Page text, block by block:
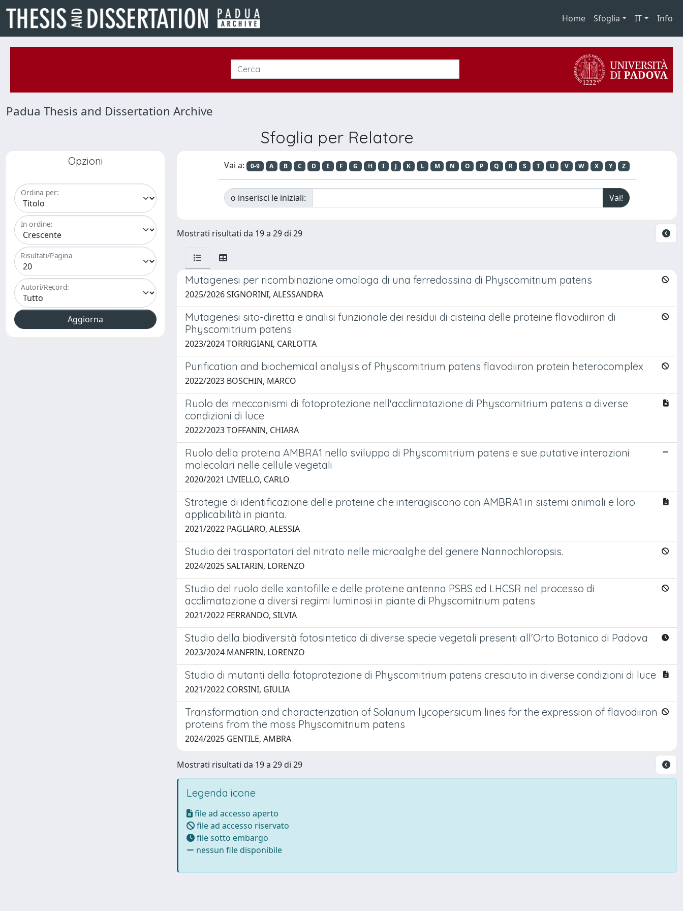
Home Sfoglia IT Info
Padua Thesis and Dissertation Archive
Sfoglia per Relatore
Opzioni
Ordina per:
In ordine:
Risultati/Pagina
Autori/Record:
Vai a: 0-9 A B C D E F G H I J K L M N O P Q R S T U V W X Y Z
o inserisci le iniziali:
Mostrati risultati da 19 a 29 di 29
Mutagenesi per ricombinazione omologa di una ferredossina di Physcomitrium patens
2025/2026 SIGNORINI, ALESSANDRA
Mutagenesi sito-diretta e analisi funzionale dei residui di cisteina delle proteine flavodiiron di
Physcomitrium patens
2023/2024 TORRIGIANI, CARLOTTA
Purification and biochemical analysis of Physcomitrium patens flavodiiron protein heterocomplex
2022/2023 BOSCHIN, MARCO
Ruolo dei meccanismi di fotoprotezione nell'acclimatazione di Physcomitrium patens a diverse
condizioni di luce
2022/2023 TOFFANIN, CHIARA
Ruolo della proteina AMBRA1 nello sviluppo di Physcomitrium patens e sue putative interazioni
molecolari nelle cellule vegetali
2020/2021 LIVIELLO, CARLO
Strategie di identificazione delle proteine che interagiscono con AMBRA1 in sistemi animali e loro
applicabilità in pianta.
2021/2022 PAGLIARO, ALESSIA
Studio dei trasportatori del nitrato nelle microalghe del genere Nannochloropsis.
2024/2025 SALTARIN, LORENZO
Studio del ruolo delle xantofille e delle proteine antenna PSBS ed LHCSR nel processo di
acclimatazione a diversi regimi luminosi in piante di Physcomitrium patens
2021/2022 FERRANDO, SILVIA
Studio della biodiversità fotosintetica di diverse specie vegetali presenti all'Orto Botanico di Padova
2023/2024 MANFRIN, LORENZO
Studio di mutanti della fotoprotezione di Physcomitrium patens cresciuto in diverse condizioni di luce
2021/2022 CORSINI, GIULIA
Transformation and characterization of Solanum lycopersicum lines for the expression of flavodiiron
proteins from the moss Physcomitrium patens
2024/2025 GENTILE, AMBRA
Mostrati risultati da 19 a 29 di 29
Legenda icone
file ad accesso aperto
file ad accesso riservato
file sotto embargo
nessun file disponibile